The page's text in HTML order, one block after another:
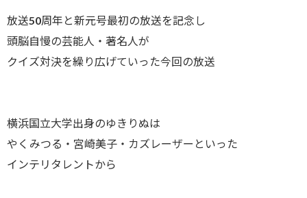
放送50周年と新元号最初の放送を記念し
頭脳自慢の芸能人・著名人が
クイズ対決を繰り広げていった今回の放送
横浜国立大学出身のゆきりぬは
やくみつる・宮崎美子・カズレーザーといった
インテリタレントから